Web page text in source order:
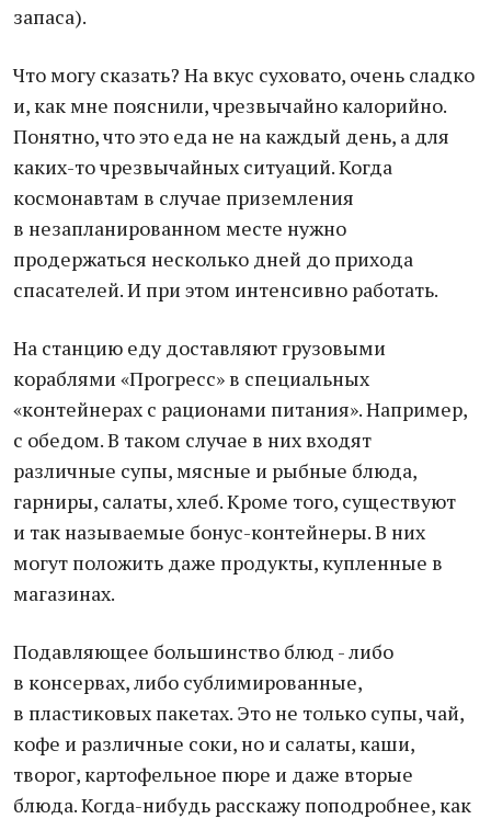
запаса).
Что могу сказать? На вкус суховато, очень сладко
и, как мне пояснили, чрезвычайно калорийно.
Понятно, что это еда не на каждый день, а для
каких-то чрезвычайных ситуаций. Когда
космонавтам в случае приземления
в незапланированном месте нужно
продержаться несколько дней до прихода
спасателей. И при этом интенсивно работать.
На станцию еду доставляют грузовыми
кораблями «Прогресс» в специальных
«контейнерах с рационами питания». Например,
с обедом. В таком случае в них входят
различные супы, мясные и рыбные блюда,
гарниры, салаты, хлеб. Кроме того, существуют
и так называемые бонус-контейнеры. В них
могут положить даже продукты, купленные в
магазинах.
Подавляющее большинство блюд - либо
в консервах, либо сублимированные,
в пластиковых пакетах. Это не только супы, чай,
кофе и различные соки, но и салаты, каши,
творог, картофельное пюре и даже вторые
блюда. Когда-нибудь расскажу поподробнее, как